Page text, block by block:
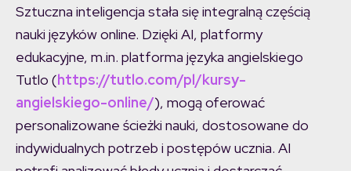
Sztuczna inteligencja stała się integralną częścią
nauki języków online. Dzięki AI, platformy
edukacyjne, m.in. platforma języka angielskiego
Tutlo (https://tutlo.com/pl/kursy-
angielskiego-online/), mogą oferować
personalizowane ścieżki nauki, dostosowane do
indywidualnych potrzeb i postępów ucznia. AI